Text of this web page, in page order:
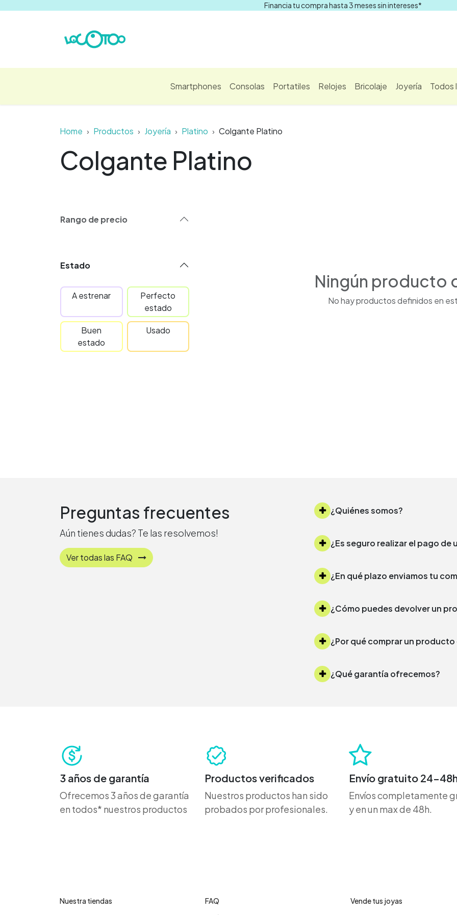
Financia tu compra hasta 3 meses sin intereses*
Smartphones Consolas Portatiles Relojes Bricolaje Joyería Todos
Home Productos Joyería Platino Colgante Platino
Colgante Platino
Rango de precio
Estado
A estrenar
Perfecto
estado
Buen
estado
Usado
Ningún producto
No hay productos definidos en
Preguntas frecuentes
Aún tienes dudas? Te las resolvemos!
Ver todas las FAQ
¿Quiénes somos?
¿Es seguro realizar el pago
¿Cómo puedes devolver un
¿Por qué comprar un
¿Qué garantía ofrecemos?
3 años de garantía
Ofrecemos 3 años de garantía
en todos* nuestros productos
Productos verificados
Nuestros productos han sido
probados por profesionales.
Envío gratuito 24-
Envíos completamente
y en un max de 48h.
Nuestra tiendas
FAQ
Vende tus joyas